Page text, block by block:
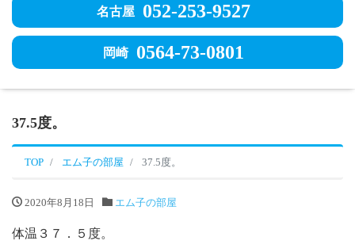
名古屋 052-253-9527
岡崎 0564-73-0801
37.5度。
TOP エム子の部屋 37.5度。
2020年8月18日 エム子の部屋
体温３７．５度。